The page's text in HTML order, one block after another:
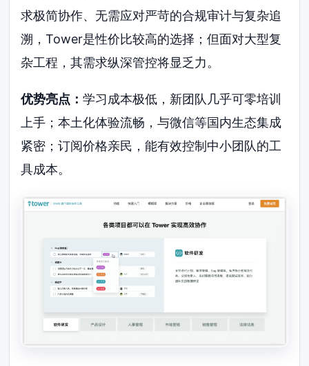
求极简协作、无需应对严苛的合规审计与复杂追
溯，Tower是性价比较高的选择；但面对大型复
杂工程，其需求纵深管控将显乏力。
优势亮点：学习成本极低，新团队几乎可零培训
上手；本土化体验流畅，与微信等国内生态集成
紧密；订阅价格亲民，能有效控制中小团队的工
具成本。